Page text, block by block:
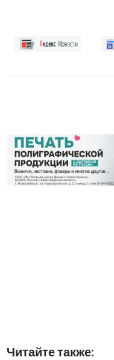
Читайте также: